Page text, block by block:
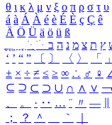
θ ι κ λ μ ν ξ ο π ρ σ τ υ
á à Á À é è É È ç Ç ê
Ä Ö Ü ä ö ü ß
ִֶֹ ֻּ ׁׂ ץ ת צ מ נ ה ב
‘ ’ “ ” 〔 〕 〈 〉 「 」
± × ÷ ≠ ≤ ≥ ∞ ∴ ♂ ♀
⊆ ⊇ ⊂ ⊃ ∪ ∩ ∧ ∨ ￢
、
。 · ‥ … ¨ 〃 ―
；
？ ＾ ｀